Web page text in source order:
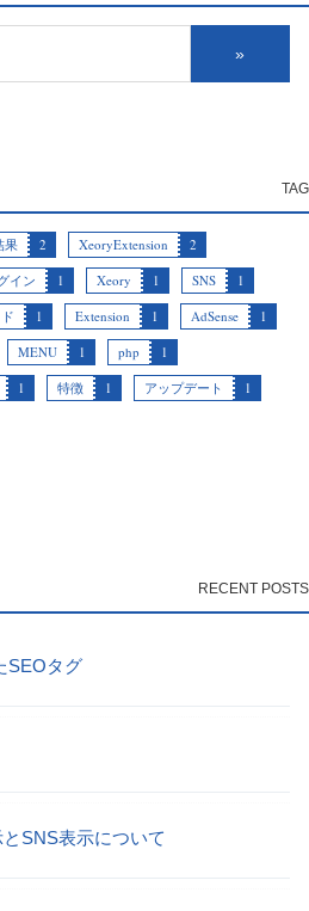
果 2 XeoryExtension
2
イン 1 Xeory 1 SNS
1
1 Extension 1 AdSense
1
MENU 1 php
1
1 特徴 1 アップデート
1
SEOタグ
SNS表示について